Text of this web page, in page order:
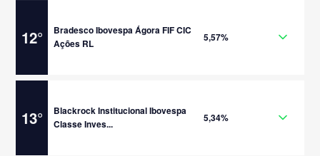
12°
Bradesco Ibovespa Ágora FIF CIC
Ações RL
5,57%
13°
Blackrock Institucional Ibovespa
Classe Inves...
5,34%